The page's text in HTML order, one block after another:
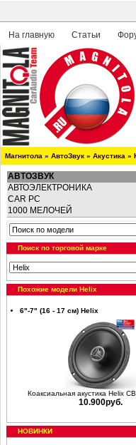
На главную Статьи
Магнитола » АвтоЗвук » Акустика »
АВТОЗВУК
АВТОЭЛЕКТРОНИКА
CAR PC
1000 МЕЛОЧЕЙ
Поиск по торговой марке
Похожие модели Helix
6"-7" (16 - 17 см) Helix
Коаксиальная акустика Helix
10.900руб.
НОВИНКИ